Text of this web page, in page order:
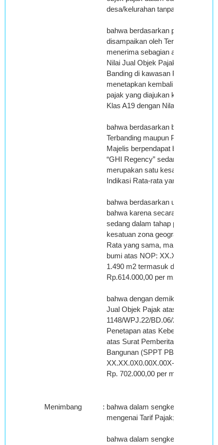
desa/kelurahan tanpa terikat pada
bahwa berdasarkan pemeriksaan
disampaikan oleh Terbanding
menerima sebagian atas
Nilai Jual Objek Pajak Tahun
Banding di kawasan Perumahan
menetapkan kembali Nilai Jual
pajak yang diajukan keberatan
Klas A19 dengan Nilai Jual
bahwa berdasarkan bukti foto-foto
Terbanding maupun Pemohon
Majelis berpendapat bahwa
“GHI Regency” sedang dalam
merupakan satu kesatuan zona
Indikasi Rata-rata yang sama;
bahwa berdasarkan uraian
bahwa karena secara fisik
sedang dalam tahap
kesatuan zona geografis yang
Rata yang sama, maka Majelis
bumi atas NOP:
1.490 m2 termasuk dalam Klas
Rp.614.000,00 per m2;
bahwa dengan demikian Majelis
Jual Objek Pajak atas objek yang
1148/WPJ.22/BD.06/2010 tanggal
Penetapan atas Keberatan
atas Surat Pemberitahuan Pajak
Bangunan (SPPT PBB) Nomor
XX.XX.0X0.00X.00X-00XX.0
Rp. 702.000,00 per m2 tidak
Menimbang : bahwa dalam sengketa banding
mengenai Tarif Pajak;
bahwa dalam sengketa banding